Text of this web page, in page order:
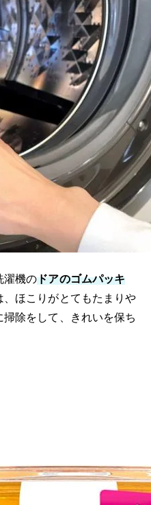
濯機のドアのゴムパッキ
ほこりがとてもたまりや
除をして、きれいを保ち